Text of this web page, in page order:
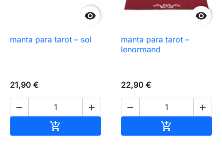

manta para tarot – sol
21,90 €
 


manta para tarot –
lenormand
22,90 €
 
